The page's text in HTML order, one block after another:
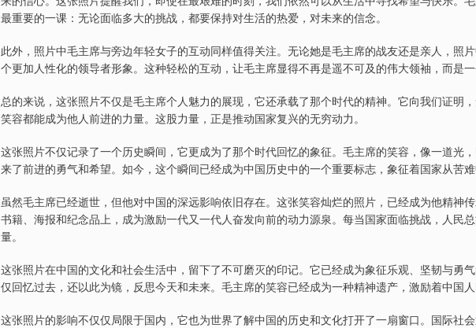
最重要的一课：无论面临多大的挑战，都要保持对生活的热爱，对未来的信念。
此外，照片中毛主席与旁边年轻女子的互动同样值得关注。无论她是毛主席的战友还是亲人，照
个更加人性化的领导者形象。这种轻松的互动，让毛主席显得不再是遥不可及的伟大领袖，而是一
总的来说，这张照片不仅是毛主席个人魅力的展现，它还承载了那个时代的精神。它向我们证明
笑容都能成为他人前进的力量。这股力量，正是推动国家复兴的无穷动力。
这张照片不仅记录了一个历史瞬间，它更成为了那个时代回忆的象征。毛主席的笑容，像一道光
来了前进的勇气和希望。如今，这个瞬间已经成为中国历史中的一个重要标志，象征着国家从苦难
虽然毛主席已经逝世，但他对中国的深远影响依旧存在。这张笑容灿烂的照片，已经成为他精神
书籍、海报和纪念品上，成为激励一代又一代人奋发向前的动力源泉。每当国家面临挑战，人民
量。
这张照片在中国的文化和社会生活中，留下了不可磨灭的印记。它已经成为象征乐观、坚韧与勇
仅回忆过去，还以此为镜，反思今天和未来。毛主席的笑容已经成为一种精神遗产，激励着中国人
这张照片的影响不仅仅局限于国内，它也为世界了解中国的历史和文化打开了一扇窗口。国际社